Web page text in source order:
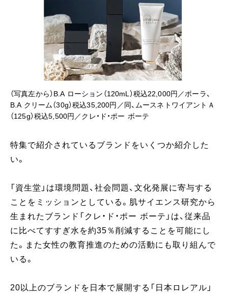
（写真左から）B.A ローション（120mL）税込22,000円／ポーラ、
B.A クリーム（30g）税込35,200円／同、ムースネトワイアントＡ
（125g）税込5,500円／クレ・ド・ポー ボーテ
特集で紹介されているブランドをいくつか紹介した
い。
「資生堂」は環境問題、社会問題、文化発展に寄与する
ことをミッションとしている。肌サイエンス研究から
生まれたブランド「クレ・ド・ポー ボーテ」は、従来品
に比べてすすぎ水を約35％削減することを可能にし
た。また女性の教育推進のための活動にも取り組んで
いる。
20以上のブランドを日本で展開する「日本ロレアル」